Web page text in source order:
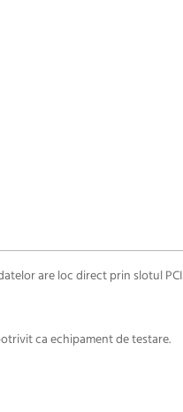
are loc direct prin slotul PCI
ca echipament de testare.